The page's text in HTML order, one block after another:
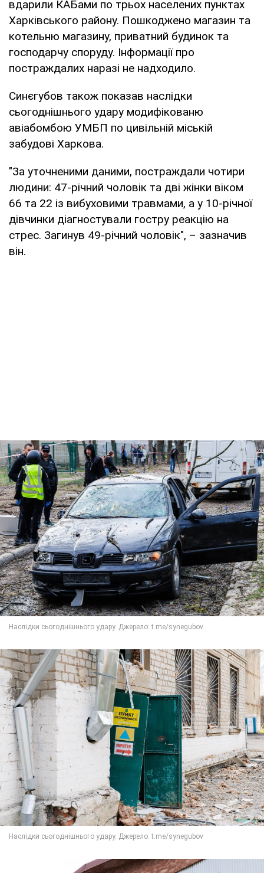
вдарили КАБами по трьох населених пунктах
Харківського району. Пошкоджено магазин та
котельню магазину, приватний будинок та
господарчу споруду. Інформації про
постраждалих наразі не надходило.
Синєгубов також показав наслідки
сьогоднішнього удару модифікованю
авіабомбою УМБП по цивільній міській
забудові Харкова.
"За уточненими даними, постраждали чотири
людини: 47-річний чоловік та дві жінки віком
66 та 22 із вибуховими травмами, а у 10-річної
дівчинки діагностували гостру реакцію на
стрес. Загинув 49-річний чоловік", – зазначив
він.